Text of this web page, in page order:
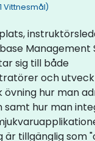
Vittnesmål)
Management
sig till både
och
övning hur man
samt hur man
tillgänglig som